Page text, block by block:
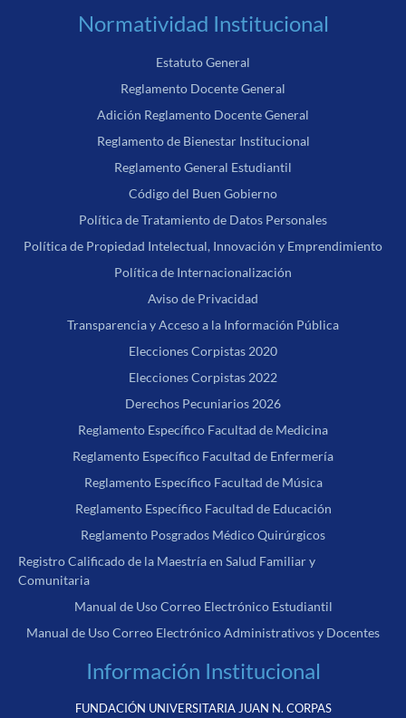
Normatividad Institucional
Estatuto General
Reglamento Docente General
Adición Reglamento Docente General
Reglamento de Bienestar Institucional
Reglamento General Estudiantil
Código del Buen Gobierno
Política de Tratamiento de Datos Personales
Política de Propiedad Intelectual, Innovación y Emprendimiento
Política de Internacionalización
Aviso de Privacidad
Transparencia y Acceso a la Información Pública
Elecciones Corpistas 2020
Elecciones Corpistas 2022
Derechos Pecuniarios 2026
Reglamento Específico Facultad de Medicina
Reglamento Específico Facultad de Enfermería
Reglamento Específico Facultad de Música
Reglamento Específico Facultad de Educación
Reglamento Posgrados Médico Quirúrgicos
Registro Calificado de la Maestría en Salud Familiar y
Comunitaria
Manual de Uso Correo Electrónico Estudiantil
Manual de Uso Correo Electrónico Administrativos y Docentes
Información Institucional
FUNDACIÓN UNIVERSITARIA JUAN N. CORPAS